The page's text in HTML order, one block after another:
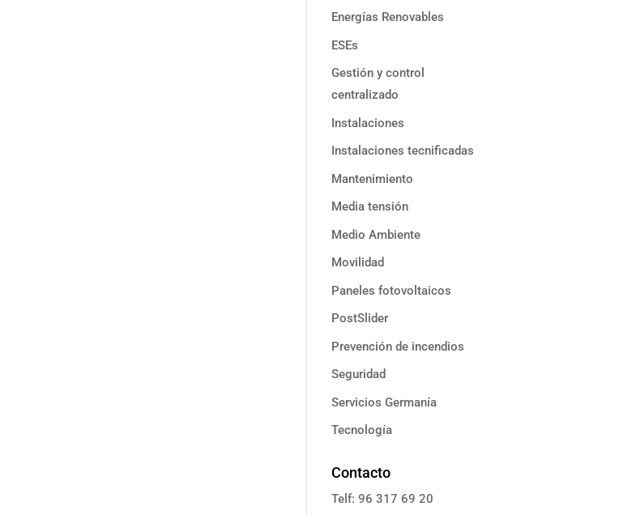
Energías Renovables
ESEs
Gestión y control
centralizado
Instalaciones
Instalaciones tecnificadas
Mantenimiento
Media tensión
Medio Ambiente
Movilidad
Paneles fotovoltaicos
PostSlider
Prevención de incendios
Seguridad
Servicios Germanía
Tecnología
Contacto
Telf: 96 317 69 20